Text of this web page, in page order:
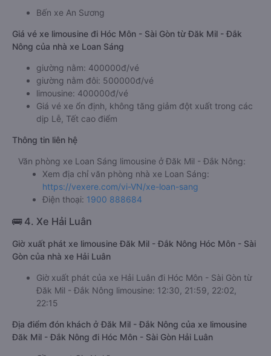
Bến xe An Sương
Giá vé xe limousine đi Hóc Môn - Sài Gòn từ Đăk Mil - Đắk
Nông của nhà xe Loan Sáng
giường nằm: 400000đ/vé
giường nằm đôi: 500000đ/vé
limousine: 400000đ/vé
Giá vé xe ổn định, không tăng giảm đột xuất trong các
dịp Lễ, Tết cao điểm
Thông tin liên hệ
Văn phòng xe Loan Sáng limousine ở Đăk Mil - Đắk Nông:
Xem địa chỉ văn phòng nhà xe Loan Sáng:
https://vexere.com/vi-VN/xe-loan-sang
Điện thoại: 1900 888684
🚌 4. Xe Hải Luân
Giờ xuất phát xe limousine Đăk Mil - Đắk Nông Hóc Môn - Sài
Gòn của nhà xe Hải Luân
Giờ xuất phát của xe Hải Luân đi Hóc Môn - Sài Gòn từ
Đăk Mil - Đắk Nông limousine: 12:30, 21:59, 22:02,
22:15
Địa điểm đón khách ở Đăk Mil - Đắk Nông của xe limousine
Đăk Mil - Đắk Nông đi Hóc Môn - Sài Gòn Hải Luân